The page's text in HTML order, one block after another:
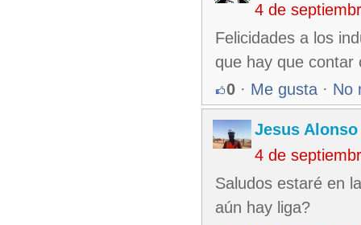
4 de
Felicidades a los
que hay que contar
0 · Me gusta · No
Jesus
4 de
Saludos estaré en
aún hay liga?